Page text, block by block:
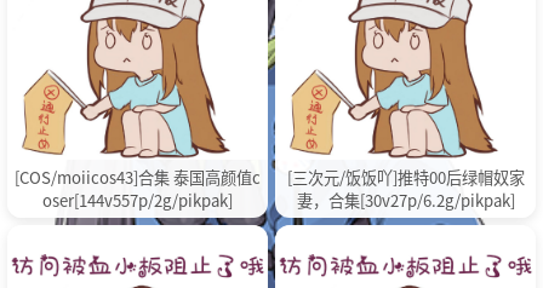
[COS/moiicos43]合集 泰国高颜值c
oser[144v557p/2g/pikpak]
[三次元/饭饭吖]推特00后绿帽奴家
妻，合集[30v27p/6.2g/pikpak]